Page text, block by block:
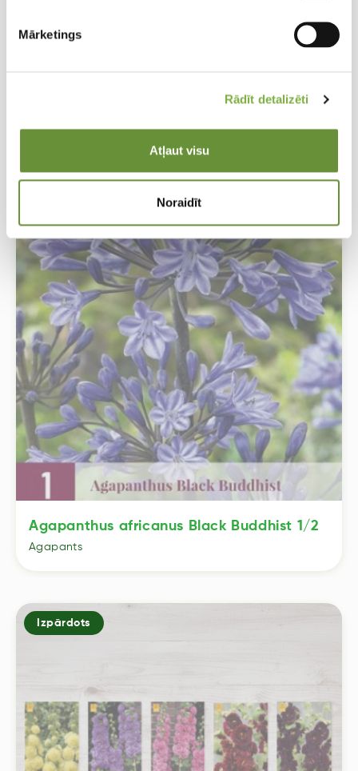
Mārketings
Rādīt detalizēti
Atļaut visu
Noraidīt
Agapanthus africanus Albus 1/2
Agapanthus africanus Black Buddhist 1/2
Agapants